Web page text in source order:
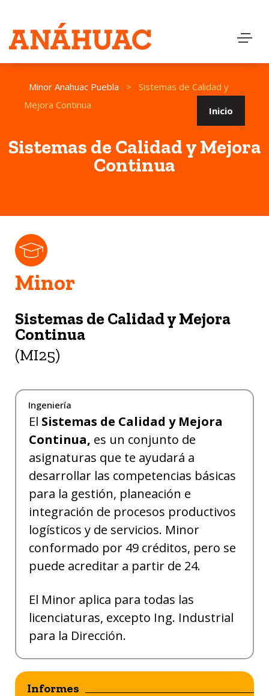
Minor Anahuac Puebla >
Sistemas de Calidad y
Mejora Continua
Inicio
Sistemas de Calidad y Mejora
Continua
Minor
Sistemas de Calidad y Mejora
Continua
(MI25)
Ingeniería
El Sistemas de Calidad y Mejora
Continua, es un conjunto de
asignaturas que te ayudará a
desarrollar las competencias básicas
para la gestión, planeación e
integración de procesos productivos
logísticos y de servicios. Minor
conformado por 49 créditos, pero se
puede acreditar a partir de 24.
El Minor aplica para todas las
licenciaturas, excepto Ing. Industrial
para la Dirección.
Informes